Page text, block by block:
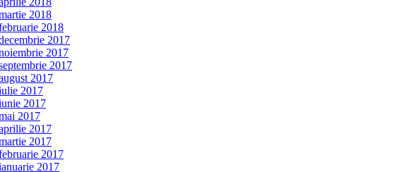
2018
2018
2017
2017
2017
2017
2017
2017
2017
2017
2017
2017
2017